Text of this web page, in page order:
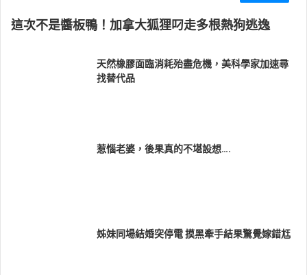
這次不是醬板鴨！加拿大狐狸叼走多根熱狗逃逸
天然橡膠面臨消耗殆盡危機，美科學家加速尋
找替代品
惹惱老婆，後果真的不堪設想….
姊妹同場結婚突停電 摸黑牽手結果驚覺嫁錯尪